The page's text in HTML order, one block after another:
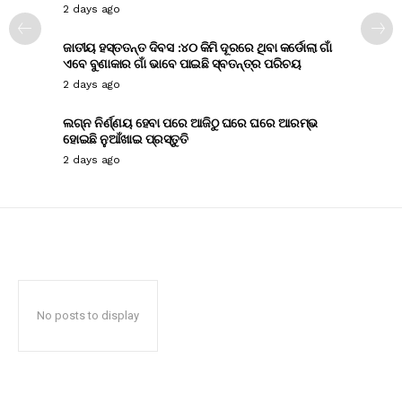
2 days ago
ଜାତୀୟ ହସ୍ତତନ୍ତ ଦିବସ :୪୦ କିମି ଦୂରରେ ଥିବା କର୍ଡୋଲା ଗାଁ
ଏବେ ବୁଣାକାର ଗାଁ ଭାବେ ପାଇଛି ସ୍ବତନ୍ତ୍ର ପରିଚୟ
2 days ago
ଲଗ୍ନ ନିର୍ଣ୍ଣୟ ହେବା ପରେ ଆଜିଠୁ ଘରେ ଘରେ ଆରମ୍ଭ
ହୋଇଛି ନୁଆଁଖାଇ ପ୍ରସ୍ତୁତି
2 days ago
No posts to display